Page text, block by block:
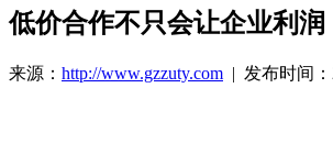
低价合作不只会让企业利润
来源： http://www.gzzuty.com | 发布时间：